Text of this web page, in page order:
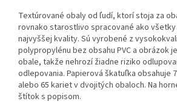
Textúrované obaly od ľudí, ktorí stoja za
rovnako starostlivo spracované ako
najvyššej kvality. Sú vyrobené z
polypropylénu bez obsahu PVC a obrázok
obale, takže nehrozí žiadne riziko
odlepovania. Papierová škatuľka obsahuje
alebo 65 kariet v dvojitých obaloch. Na
štítok s popisom.